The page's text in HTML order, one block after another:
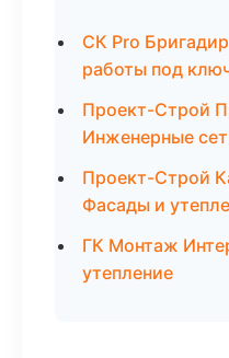
СК Pro
работы под
Проект-Строй
Инженерные
Проект-Строй
Фасады и
ГК Монтаж
утепление